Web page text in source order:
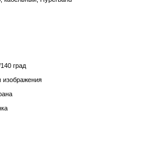
град